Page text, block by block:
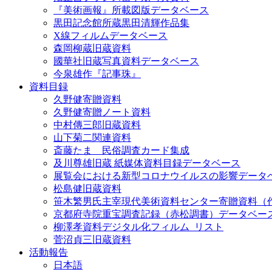
『美術画報』所載図版データベース
黒田記念館所蔵黒田清輝作品集
X線フィルムデータベース
森岡柳蔵旧蔵資料
國華社旧蔵写真資料データベース
今泉雄作『記事珠』
資料目録
久野健寄贈資料
久野健寄贈ノート資料
中村傳三郎旧蔵資料
山下菊二関連資料
斎藤たま 民俗調査カード集成
及川尊雄旧蔵 紙媒体資料目録データベース
展覧会における新型コロナウイルスの影響データ
松島健旧蔵資料
笹木繁男氏主宰現代美術資料センター寄贈資料（
京都府寺院重宝調査記録（赤松調書）データベー
柳澤孝資料デジタル化フィルム_リスト
菅沼貞三旧蔵資料
活動報告
日本語